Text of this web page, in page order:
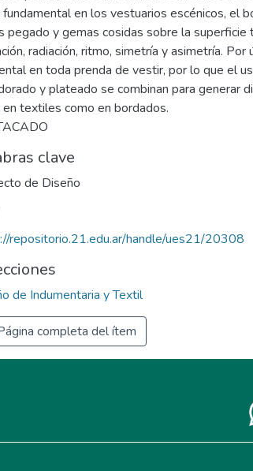
en los vestuarios escénicos, el
pegado y gemas cosidas sobre la superficie
radiación, ritmo, simetría y asimetría. Por
en toda prenda de vestir, por lo que el
y plateado se combinan para generar
textiles como en bordados.
clave
de Diseño
repositorio.21.edu.ar/handle/ues21/20308
de Indumentaria y Textil
completa del ítem